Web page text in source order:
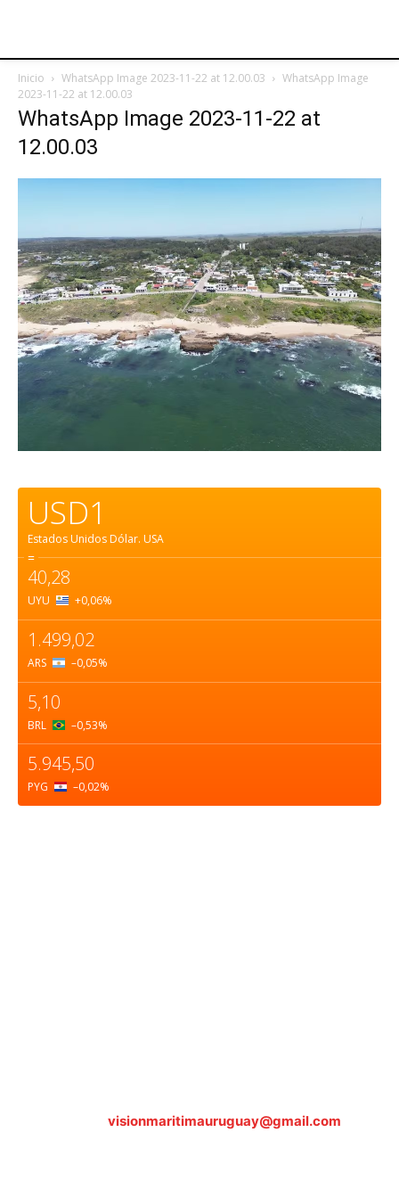
Inicio WhatsApp Image 2023-11-22 at 12.00.03
WhatsApp Image
2023-11-22 at 12.00.03
WhatsApp Image 2023-11-22 at
12.00.03
USD1
Estados Unidos Dólar. USA
=
40,28
UYU +0,06%
1.499,02
ARS –0,05%
5,10
BRL –0,53%
5.945,50
PYG –0,02%
visionmaritimauruguay@gmail.com